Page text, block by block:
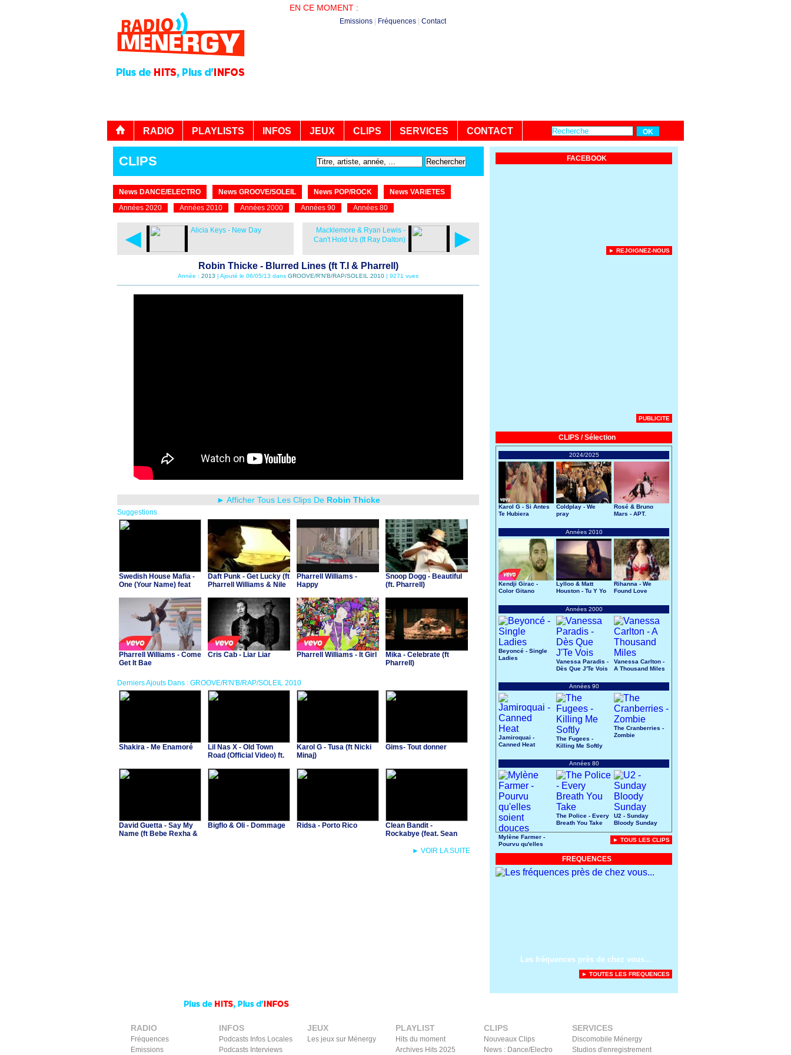
EN CE MOMENT :
Emissions Fréquences Contact
RADIO PLAYLISTS INFOS JEUX CLIPS SERVICES CONTACT
CLIPS
News DANCE/ELECTRO News GROOVE/SOLEIL News POP/ROCK
News VARIETES
Années 2020
Années 2010 Années 2000 Années 90 Années 80
◄ Alicia Keys - New Day ►
Macklemore & Ryan Lewis -
Can't Hold Us (ft Ray Dalton)
Robin Thicke - Blurred Lines (ft T.I & Pharrell)
Année : 2013 | Ajouté le 06/05/13 dans GROOVE/R'N'B/RAP/SOLEIL 2010 | 9271 vues
► Afficher Tous Les Clips De Robin Thicke
Suggestions
Swedish House Mafia -
One (Your Name) feat
Daft Punk - Get Lucky (ft
Pharrell Williams & Nile
Pharrell Williams -
Happy
Snoop Dogg - Beautiful
(ft. Pharrell)
Pharrell Williams - Come
Get It Bae
Cris Cab - Liar Liar Pharrell Williams - It Girl
Mika - Celebrate (ft
Pharrell)
Derniers Ajouts Dans : GROOVE/R'N'B/RAP/SOLEIL 2010
Shakira - Me Enamoré
Lil Nas X - Old Town
Road (Official Video) ft.
Karol G - Tusa (ft Nicki
Minaj)
Gims- Tout donner
David Guetta - Say My
Name (ft Bebe Rexha &
Bigflo & Oli - Dommage Ridsa - Porto Rico
Clean Bandit -
Rockabye (feat. Sean
► VOIR LA SUITE
FACEBOOK
► REJOIGNEZ-NOUS
PUBLICITE
CLIPS / Sélection
2024/2025
Karol G - Si Antes
Te Hubiera
Coldplay - We
pray
Rosé & Bruno
Mars - APT.
Années 2010
Kendji Girac -
Color Gitano
Lylloo & Matt
Houston - Tu Y Yo
Rihanna - We
Found Love
Années 2000
Beyoncé - Single
Ladies
Vanessa Paradis -
Dès Que J'Te Vois
Vanessa Carlton -
A Thousand Miles
Années 90
Jamiroquai -
Canned Heat
The Fugees -
Killing Me Softly
The Cranberries -
Zombie
Années 80
Mylène Farmer -
Pourvu qu'elles
The Police - Every
Breath You Take
U2 - Sunday
Bloody Sunday
► TOUS LES CLIPS
FREQUENCES
Les fréquences près de chez vous...
► TOUTES LES FREQUENCES
RADIO
Fréquences
Emissions
INFOS
Podcasts Infos Locales
Podcasts Interviews
JEUX
Les jeux sur Ménergy
PLAYLIST
Hits du moment
Archives Hits 2025
CLIPS
Nouveaux Clips
News : Dance/Electro
SERVICES
Discomobile Ménergy
Studios d'enregistrement